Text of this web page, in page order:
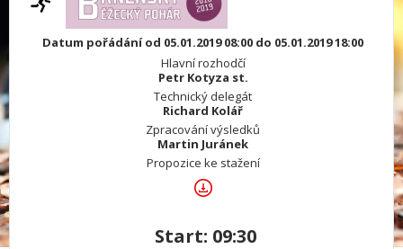
Datum pořádání od 05.01.2019 08:00 do 05.01.2019 18:00
Hlavní rozhodčí
Petr Kotyza st.
Technický delegát
Richard Kolář
Zpracování výsledků
Martin Juránek
Propozice ke stažení
Start: 09:30